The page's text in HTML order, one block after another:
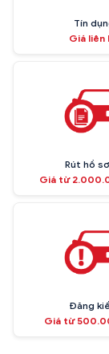
Tín
Giá liên
Rút hồ
Giá từ
Đăng
Giá từ